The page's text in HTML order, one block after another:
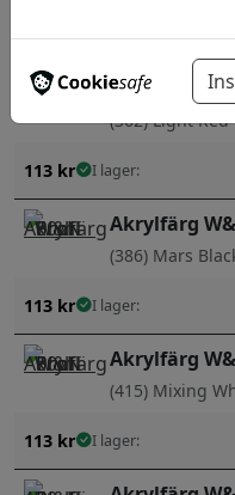
149kr I lager:
Akrylfärg
(362) Light Red
113 kr I lager:
Akrylfärg
(386) Mars
113 kr I lager:
Akrylfärg
(415) Mixing
113 kr I lager: